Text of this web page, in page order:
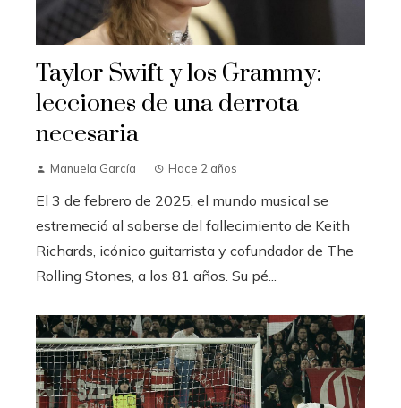
Taylor Swift y los Grammy:
lecciones de una derrota
necesaria
Manuela García Hace 2 años
El 3 de febrero de 2025, el mundo musical se
estremeció al saberse del fallecimiento de Keith
Richards, icónico guitarrista y cofundador de The
Rolling Stones, a los 81 años. Su pé...